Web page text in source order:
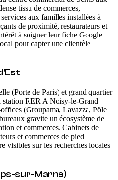
tissu de commerces,
aux familles installées à
de proximité, restaurateurs et
à soigner leur fiche Google
pour capter une clientèle
(Porte de Paris) et grand quartier
station RER A Noisy-le-Grand –
(Groupama, Lavazza, Pôle
gravite un écosystème de
et commerces. Cabinets de
et commerces de pied
visibles sur les recherches locales
sur-Marne)